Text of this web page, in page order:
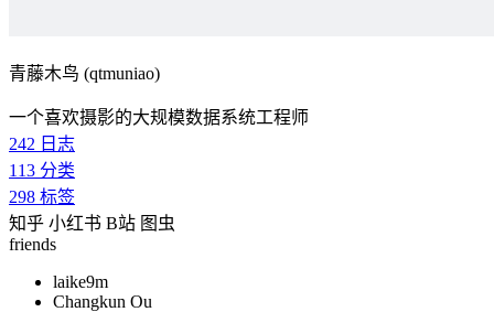
青藤木鸟 (qtmuniao)
一个喜欢摄影的大规模数据系统工程师
242 日志
113 分类
298 标签
知乎 小红书 B站 图虫
friends
laike9m
Changkun Ou